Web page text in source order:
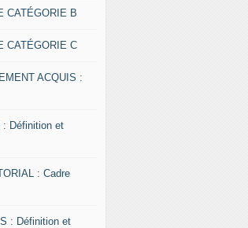
CATÉGORIE B
CATÉGORIE C
ACQUIS :
: Définition et
: Cadre
: Définition et